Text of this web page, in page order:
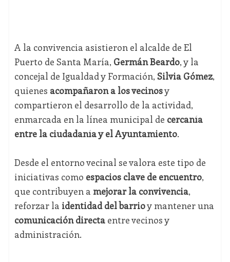
A la convivencia asistieron el alcalde de El
Puerto de Santa María, Germán Beardo, y la
concejal de Igualdad y Formación, Silvia Gómez,
quienes acompañaron a los vecinosy
compartieron el desarrollo de la actividad,
enmarcada en la línea municipal de cercanía
entre la ciudadanía y el Ayuntamiento.
Desde el entorno vecinal se valora este tipo de
iniciativas como espacios clave de encuentro,
que contribuyen a mejorar la convivencia,
reforzar la identidad del barrioy mantener una
comunicación directaentre vecinos y
administración.